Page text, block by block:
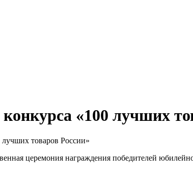
«100 лучших
товаров России»
церемония награждения победителей